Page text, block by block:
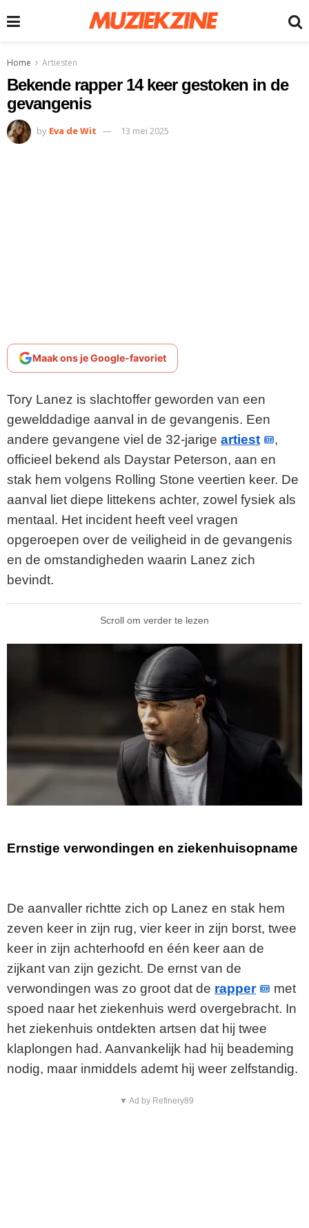
Home Artiesten
Bekende rapper 14 keer gestoken in de
gevangenis
by Eva de Wit 13 mei 2025
Maak ons je Google-favoriet
Tory Lanez is slachtoffer geworden van een
gewelddadige aanval in de gevangenis. Een
andere gevangene viel de 32-jarige artiest
,
officieel bekend als Daystar Peterson, aan en
stak hem volgens Rolling Stone veertien keer. De
aanval liet diepe littekens achter, zowel fysiek als
mentaal. Het incident heeft veel vragen
opgeroepen over de veiligheid in de gevangenis
en de omstandigheden waarin Lanez zich
bevindt.
Scroll om verder te lezen
Ernstige verwondingen en ziekenhuisopname
De aanvaller richtte zich op Lanez en stak hem
zeven keer in zijn rug, vier keer in zijn borst, twee
keer in zijn achterhoofd en één keer aan de
zijkant van zijn gezicht. De ernst van de
verwondingen was zo groot dat de rapper
met
spoed naar het ziekenhuis werd overgebracht. In
het ziekenhuis ontdekten artsen dat hij twee
klaplongen had. Aanvankelijk had hij beademing
nodig, maar inmiddels ademt hij weer zelfstandig.
▼ Ad by Refinery89